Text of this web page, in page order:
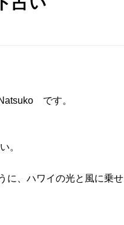
です。
。
に、ハワイの光と風に乗せ